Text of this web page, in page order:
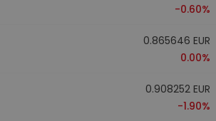
-0.60%
0.865646 EUR
0.00%
0.908252 EUR
-1.90%